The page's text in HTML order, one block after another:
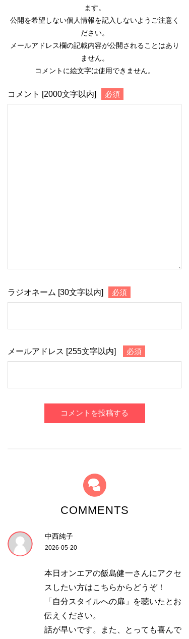
ます。
公開を希望しない個人情報を記入しないようご注意く
ださい。
メールアドレス欄の記載内容が公開されることはあり
ません。
コメントに絵文字は使用できません。
コメント [2000文字以内] 必須
ラジオネーム [30文字以内] 必須
メールアドレス [255文字以内] 必須
コメントを投稿する
COMMENTS
中西純子
2026-05-20
本日オンエアの飯島健一さんにアクセ
スしたい方はこちらからどうぞ！
「自分スタイルへの扉」を聴いたとお
伝えください。
話が早いです。また、とっても喜んで